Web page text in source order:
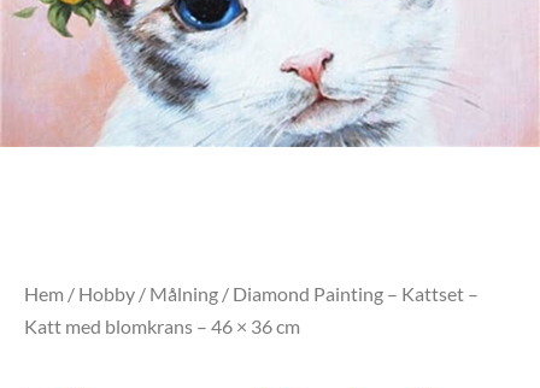
Hem / Hobby / Målning / Diamond Painting – Kattset –
Katt med blomkrans – 46 × 36 cm